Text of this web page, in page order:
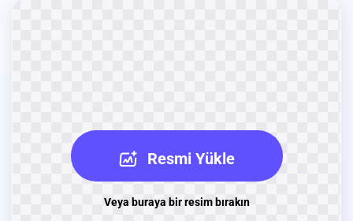
Resmi Yükle
Veya buraya bir resim bırakın